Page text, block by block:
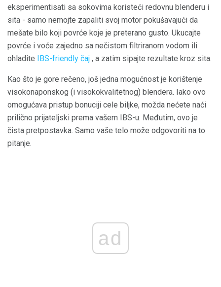
eksperimentisati sa sokovima koristeći redovnu blenderu i
sita - samo nemojte zapaliti svoj motor pokušavajući da
mešate bilo koji povrće koje je preterano gusto. Ukucajte
povrće i voće zajedno sa nečistom filtriranom vodom ili
ohladite
IBS-friendly čaj , a zatim sipajte rezultate kroz sita.
Kao što je gore rečeno, još jedna mogućnost je korištenje
visokonaponskog (i visokokvalitetnog) blendera. Iako ovo
omogućava pristup bonuciji cele biljke, možda nećete naći
prilično prijateljski prema vašem IBS-u. Međutim, ovo je
čista pretpostavka. Samo vaše telo može odgovoriti na to
pitanje.
ad